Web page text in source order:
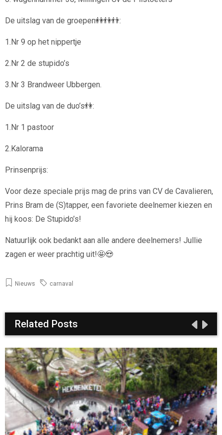
De uitslag van de groepen👭👫👬:
1.Nr 9 op het nippertje
2.Nr 2 de stupido’s
3.Nr 3 Brandweer Ubbergen.
De uitslag van de duo’s👫:
1.Nr 1 pastoor
2.Kalorama
Prinsenprijs:
Voor deze speciale prijs mag de prins van CV de Cavalieren,
Prins Bram de (S)tapper, een favoriete deelnemer kiezen en
hij koos: De Stupido’s!
Natuurlijk ook bedankt aan alle andere deelnemers! Jullie
zagen er weer prachtig uit!🤩😍
Nieuws carnaval
Related Posts